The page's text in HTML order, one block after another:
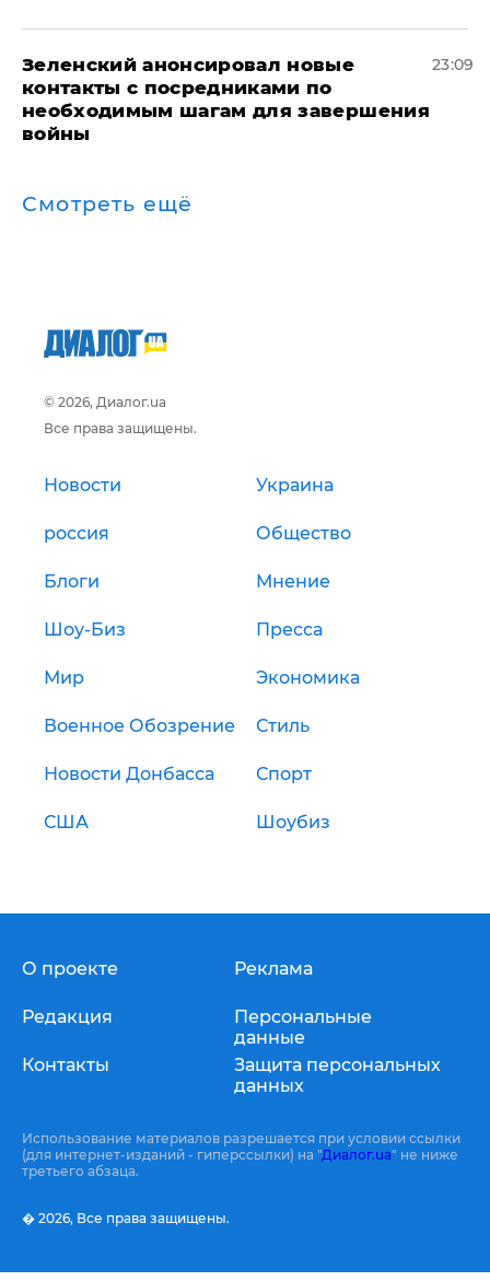
Зеленский анонсировал новые
контакты с посредниками по
необходимым шагам для завершения
войны
23:09
Смотреть ещё
© 2026, Диалог.ua
Все права защищены.
Новости Украина
россия Общество
Блоги Мнение
Шоу-Биз Пресса
Мир Экономика
Военное Обозрение Стиль
Новости Донбасса Спорт
США Шоубиз
О проекте
Редакция
Контакты
Реклама
Персональные
данные
Защита персональных
данных
Использование материалов разрешается при условии ссылки
(для интернет-изданий - гиперссылки) на "Диалог.ua" не ниже
третьего абзаца.
� 2026, Все права защищены.